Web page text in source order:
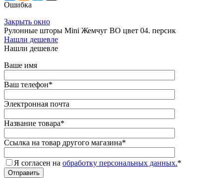
Ошибка
Закрыть окно
Рулонные шторы Mini Жемчуг ВО цвет 04. персик
Нашли дешевле
Нашли дешевле
Ваше имя
Ваш телефон*
Электронная почта
Название товара*
Ссылка на товар другого магазина*
Я согласен на обработку персональных данных.*